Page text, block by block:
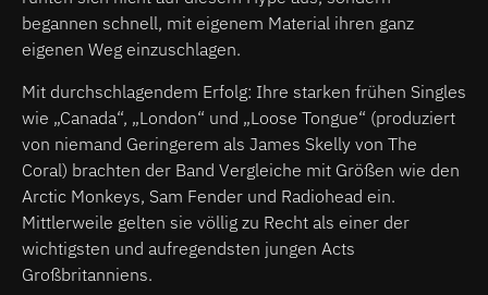
begannen schnell, mit eigenem Material ihren ganz
eigenen Weg einzuschlagen.
Mit durchschlagendem Erfolg: Ihre starken frühen Singles
wie „Canada“, „London“ und „Loose Tongue“ (produziert
von niemand Geringerem als James Skelly von The
Coral) brachten der Band Vergleiche mit Größen wie den
Arctic Monkeys, Sam Fender und Radiohead ein.
Mittlerweile gelten sie völlig zu Recht als einer der
wichtigsten und aufregendsten jungen Acts
Großbritanniens.